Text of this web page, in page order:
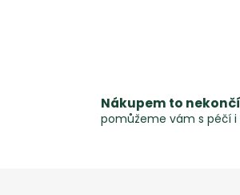
Nákupem to nekončí
pomůžeme vám s péčí